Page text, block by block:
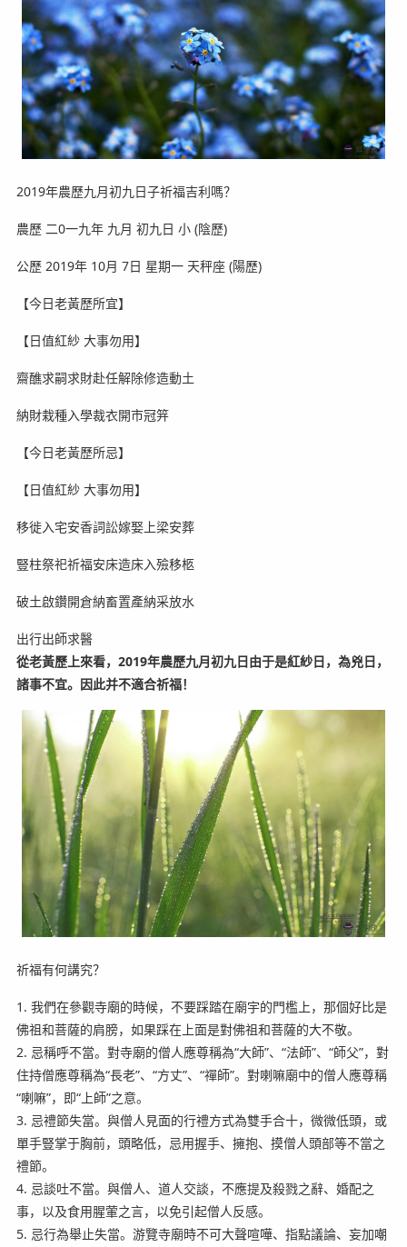
2019年農歷九月初九日子祈福吉利嗎？
農歷 二0一九年 九月 初九日 小 (陰歷)
公歷 2019年 10月 7日 星期一 天秤座 (陽歷)
【今日老黃歷所宜】
【日值紅紗 大事勿用】
齋醮求嗣求財赴任解除修造動土
納財栽種入學裁衣開市冠笄
【今日老黃歷所忌】
【日值紅紗 大事勿用】
移徙入宅安香詞訟嫁娶上梁安葬
豎柱祭祀祈福安床造床入殮移柩
破土啟鑽開倉納畜置產納采放水
出行出師求醫
從老黃歷上來看，2019年農歷九月初九日由于是紅紗日，為兇日，
諸事不宜。因此并不適合祈福！
祈福有何講究？
1. 我們在參觀寺廟的時候，不要踩踏在廟宇的門檻上，那個好比是
佛祖和菩薩的肩膀，如果踩在上面是對佛祖和菩薩的大不敬。
2. 忌稱呼不當。對寺廟的僧人應尊稱為“大師”、“法師”、“師父”，對
住持僧應尊稱為“長老”、“方丈”、“禪師”。對喇嘛廟中的僧人應尊稱
“喇嘛”，即“上師”之意。
3. 忌禮節失當。與僧人見面的行禮方式為雙手合十，微微低頭，或
單手豎掌于胸前，頭略低，忌用握手、擁抱、摸僧人頭部等不當之
禮節。
4. 忌談吐不當。與僧人、道人交談，不應提及殺戮之辭、婚配之
事，以及食用腥葷之言，以免引起僧人反感。
5. 忌行為舉止失當。游覽寺廟時不可大聲喧嘩、指點議論、妄加嘲